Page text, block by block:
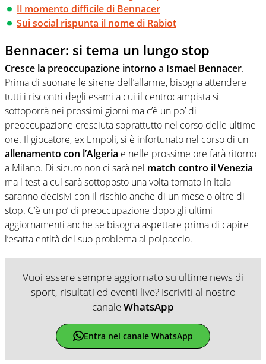
Il momento difficile di Bennacer
Sui social rispunta il nome di Rabiot
Bennacer: si tema un lungo stop
Cresce la preoccupazione intorno a Ismael Bennacer.
Prima di suonare le sirene dell’allarme, bisogna attendere
tutti i riscontri degli esami a cui il centrocampista si
sottoporrà nei prossimi giorni ma c’è un po’ di
preoccupazione cresciuta soprattutto nel corso delle ultime
ore. Il giocatore, ex Empoli, si è infortunato nel corso di un
allenamento con l’Algeria e nelle prossime ore farà ritorno
a Milano. Di sicuro non ci sarà nel match contro il Venezia
ma i test a cui sarà sottoposto una volta tornato in Itala
saranno decisivi con il rischio anche di un mese o oltre di
stop. C’è un po’ di preoccupazione dopo gli ultimi
aggiornamenti anche se bisogna aspettare prima di capire
l’esatta entità del suo problema al polpaccio.
Vuoi essere sempre aggiornato su ultime news di
sport, risultati ed eventi live? Iscriviti al nostro
canaleWhatsApp
Entra nel canale WhatsApp